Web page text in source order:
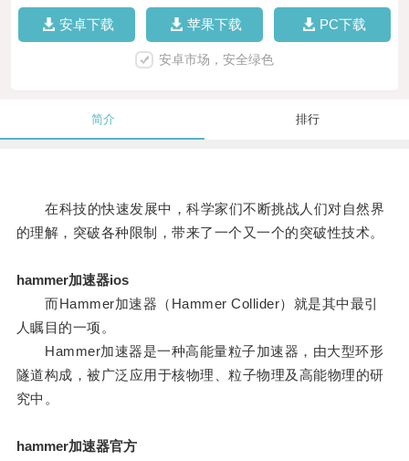
安卓下载 苹果下载 PC下载
安卓市场，安全绿色
简介 排行
在科技的快速发展中，科学家们不断挑战人们对自然界
的理解，突破各种限制，带来了一个又一个的突破性技术。
hammer加速器ios
而Hammer加速器（Hammer Collider）就是其中最引
人瞩目的一项。
Hammer加速器是一种高能量粒子加速器，由大型环形
隧道构成，被广泛应用于核物理、粒子物理及高能物理的研
究中。
hammer加速器官方